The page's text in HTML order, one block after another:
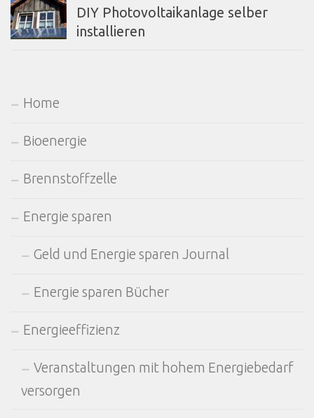
DIY Photovoltaikanlage selber
installieren
Home
Bioenergie
Brennstoffzelle
Energie sparen
Geld und Energie sparen Journal
Energie sparen Bücher
Energieeffizienz
Veranstaltungen mit hohem Energiebedarf
versorgen